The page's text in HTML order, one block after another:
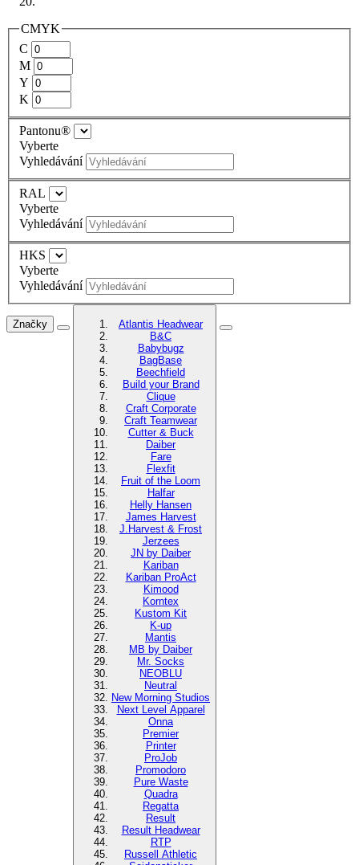
CMYK
C
M
Y
K
Pantonu®
Vyberte
Vyhledávání
RAL
Vyberte
Vyhledávání
HKS
Vyberte
Vyhledávání
Značky
Atlantis Headwear
B&C
Babybugz
BagBase
Beechfield
Build your Brand
Clique
Craft Corporate
Craft Teamwear
Cutter & Buck
Daiber
Fare
Flexfit
Fruit of the Loom
Halfar
Helly Hansen
James Harvest
J.Harvest & Frost
Jerzees
JN by Daiber
Kariban
Kariban ProAct
Kimood
Korntex
Kustom Kit
K-up
Mantis
MB by Daiber
Mr. Socks
NEOBLU
Neutral
New Morning Studios
Next Level Apparel
Onna
Premier
Printer
ProJob
Promodoro
Pure Waste
Quadra
Regatta
Result
Result Headwear
RTP
Russell Athletic